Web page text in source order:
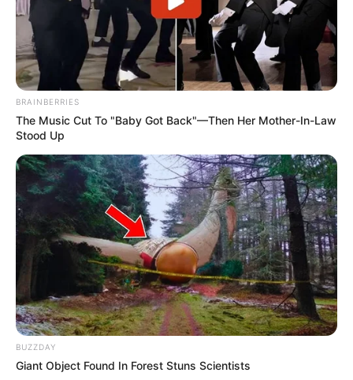
BRAINBERRIES
The Music Cut To "Baby Got Back"—Then Her Mother-In-Law
Stood Up
BUZZDAY
Giant Object Found In Forest Stuns Scientists